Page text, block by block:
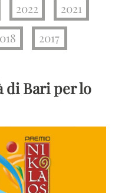
2022
2021
2017
di Bari per lo